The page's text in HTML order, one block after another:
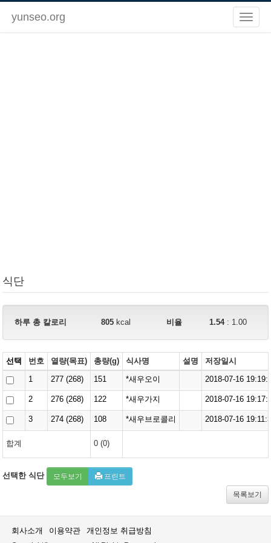
yunseo.org
식단
하루 총 칼로리 805 kcal 비율 1.54: 1.00
선택 번호 열량(목표) 총량(g) 식사명 설명
저장일시
1
277 (268) 151 *새우오이 2018-07-16
2 276 (268) 122 *새우가지 2018-07-16
3 274 (268) 108 *새우브로콜리 2018-07-16
합계 0 (0)
선택한 식단 모두보기 프린트
목록보기
회사소개 이용약관 개인정보 취급방침